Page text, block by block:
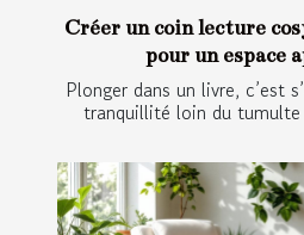
Créer un coin lecture
pour un espace
Plonger dans un livre, c’est
tranquillité loin du tumulte